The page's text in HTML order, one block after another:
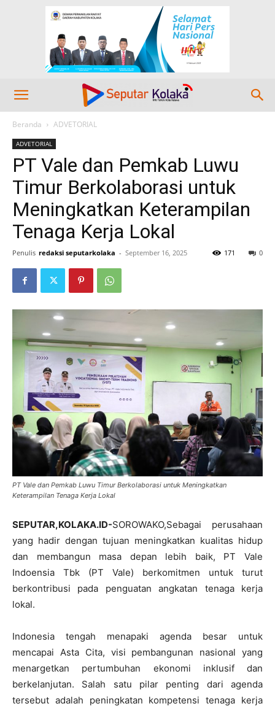
Beranda ADVETORIAL
ADVETORIAL
PT Vale dan Pemkab Luwu
Timur Berkolaborasi untuk
Meningkatkan Keterampilan
Tenaga Kerja Lokal
Penulis redaksi seputarkolaka - September 16, 2025 0
171
PT Vale dan Pemkab Luwu Timur Berkolaborasi untuk Meningkatkan
Keterampilan Tenaga Kerja Lokal
SEPUTAR,KOLAKA.ID-SOROWAKO,Sebagai perusahaan
yang hadir dengan tujuan meningkatkan kualitas hidup
dan membangun masa depan lebih baik, PT Vale
Indoensia Tbk (PT Vale) berkomitmen untuk turut
berkontribusi pada penguatan angkatan tenaga kerja
lokal.
Indonesia tengah menapaki agenda besar untuk
mencapai Asta Cita, visi pembangunan nasional yang
menargetkan pertumbuhan ekonomi inklusif dan
berkelanjutan. Salah satu pilar penting dari agenda
tersebut adalah peningkatan kompetensi tenaga kerja